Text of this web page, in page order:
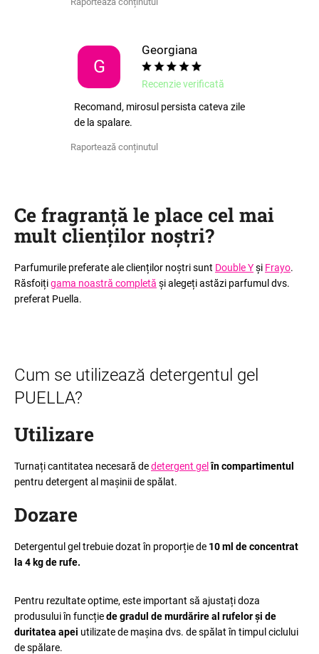
G
Georgiana
Recenzie verificată
Recomand, mirosul persista cateva zile
de la spalare.
Raportează conținutul
Ce fragranță le place cel mai
mult clienților noștri?
Parfumurile preferate ale clienților noștri sunt Double Yși Frayo.
Răsfoițigama noastră completă și alegeți astăzi parfumul dvs.
preferat Puella.
Cum se utilizează detergentul gel
PUELLA?
Utilizare
Turnați cantitatea necesară dedetergent gel în compartimentul
pentru detergent al mașinii de spălat.
Dozare
Detergentul gel trebuie dozat în proporție de 10 ml de concentrat
la 4 kg de rufe.
Pentru rezultate optime, este important să ajustați doza
produsului în funcțiede gradul de murdărire al rufelor și de
duritatea apei utilizate de mașina dvs. de spălat în timpul ciclului
de spălare.